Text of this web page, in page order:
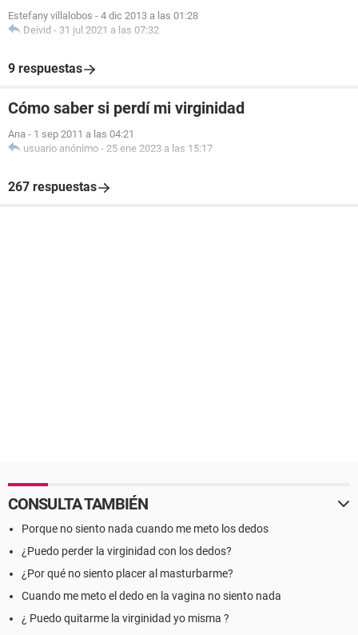
Estefany villalobos - 4 dic 2013 a las 01:28
Deivid - 31 jul 2021 a las 07:32
9 respuestas
Cómo saber si perdí mi virginidad
Ana - 1 sep 2011 a las 04:21
usuario anónimo - 25 ene 2023 a las 15:17
267 respuestas
CONSULTA TAMBIÉN
Porque no siento nada cuando me meto los dedos
¿Puedo perder la virginidad con los dedos?
¿Por qué no siento placer al masturbarme?
Cuando me meto el dedo en la vagina no siento nada
¿ Puedo quitarme la virginidad yo misma ?